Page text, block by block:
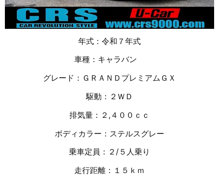
年式：令和７年式
車種：キャラバン
グレード：ＧＲＡＮＤプレミアムＧＸ
駆動：２ＷＤ
排気量：２,４００ｃｃ
ボディカラー：ステルスグレー
乗車定員：２/５人乗り
走行距離：１５ ｋｍ